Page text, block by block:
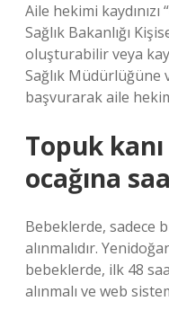
Aile hekimi
Sağlık Bakanlığı
oluşturabilir veya
Sağlık Müdürlüğüne
başvurarak aile
Topuk
ocağına
Bebeklerde, sadece
alınmalıdır.
bebeklerde, ilk 48
alınmalı ve web